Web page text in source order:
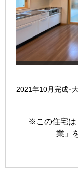
2021年10月完成･
※この住宅は
業」